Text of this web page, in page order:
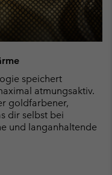
speichert
atmungsaktiv.
goldfarbener,
dir selbst bei
und langanhaltende